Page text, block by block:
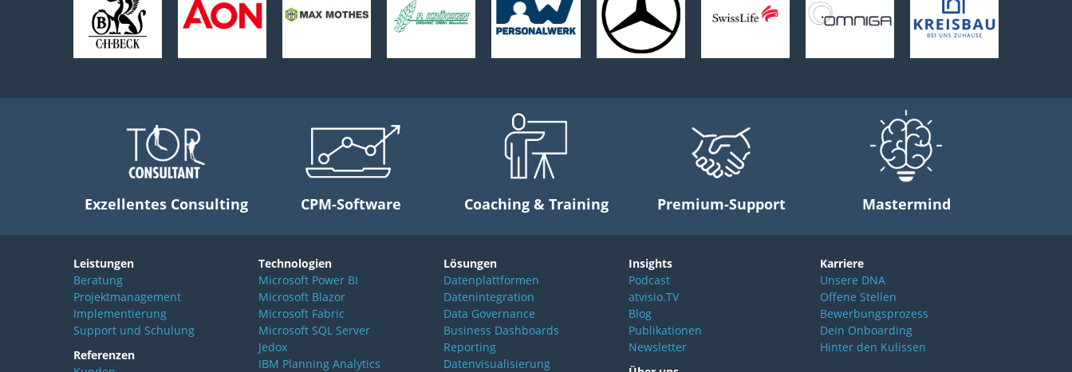
Exzellentes Consulting CPM-Software Coaching & Training Premium-Support Mastermind
Leistungen
Beratung
Projektmanagement
Implementierung
Support und Schulung
Referenzen
Technologien
Microsoft Power BI
Microsoft Blazor
Microsoft Fabric
Microsoft SQL Server
Jedox
IBM Planning Analytics
Lösungen
Datenplattformen
Datenintegration
Data Governance
Business Dashboards
Reporting
Datenvisualisierung
Insights
Podcast
atvisio.TV
Blog
Publikationen
Newsletter
Karriere
Unsere DNA
Offene Stellen
Bewerbungsprozess
Dein Onboarding
Hinter den Kulissen